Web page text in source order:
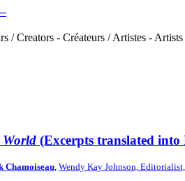
/ Creators - Créateurs / Artistes -
World (Excerpts translated into
Chamoiseau Wendy Kay Johnson,